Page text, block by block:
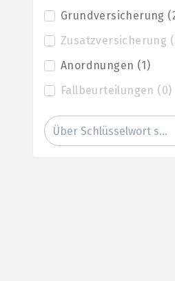
Grundversicherung (
Zusatzversicherung (
Anordnungen (1)
Fallbeurteilungen ( 0)